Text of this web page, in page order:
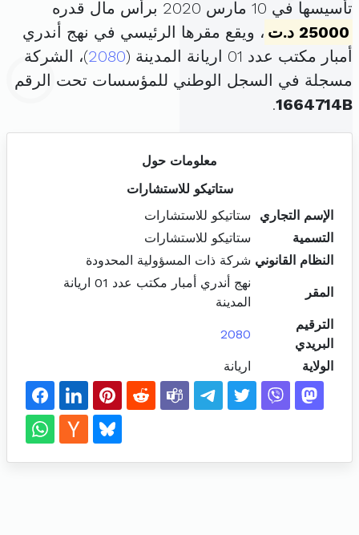
تأسيسها في 10 مارس 2020 برأس مال قدره
25000 د.ت
، ويقع مقرها الرئيسي في نهج أندري
أمبار مكتب عدد 01 اريانة المدينة (
2080)، الشركة
مسجلة في السجل الوطني للمؤسسات تحت الرقم
1664714B
.
معلومات حول
ستاتيكو للاستشارات
الإسم التجاري
ستاتيكو للاستشارات
التسمية
ستاتيكو للاستشارات
النظام القانوني شركة ذات المسؤولية المحدودة
المقر
نهج أندري أمبار مكتب عدد 01 اريانة
المدينة
الترقيم
البريدي
2080
الولاية اريانة